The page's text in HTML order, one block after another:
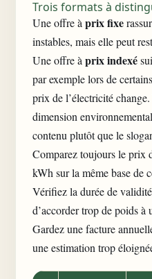
Trois formats à
Une offre à prix fixe
instables, mais elle peut
Une offre à prix indexé
par exemple lors de
prix de l’électricité change
dimension
contenu plutôt que le
Comparez toujours le prix
kWh sur la même base de
Vérifiez la durée de
d’accorder trop de poids à
Gardez unefacture
une estimation trop